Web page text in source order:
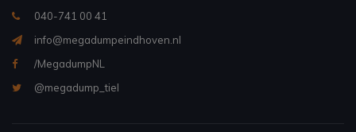
040-741 00 41
info@megadumpeindhoven.nl
/MegadumpNL
@megadump_tiel